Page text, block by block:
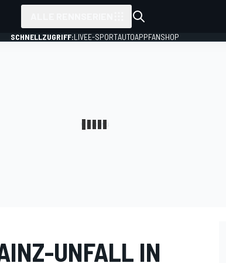
SCHNELLZUGRIFF:LIVEE-SPORTAUTOAPPFANSHOP
UNFALL IN